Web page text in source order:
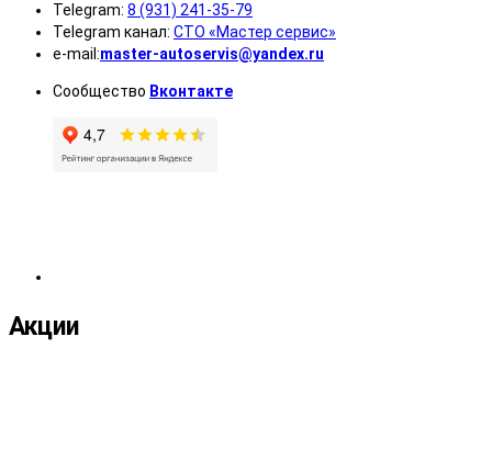
Telegram: 8 (931) 241-35-79
Telegram канал: СТО «Мастер сервис»
e-mail:master-autoservis@yandex.ru
Сообщество Вконтакте
Акции